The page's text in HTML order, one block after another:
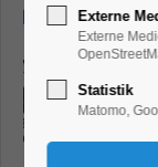
29.07.2026,
Externe
Externe
Statistik
Matomo,